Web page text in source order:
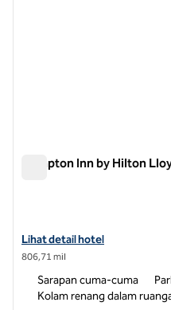
Hampton Inn by Hilton
Lihat detail hotel untuk
Lihat detail hotel
806,71 mil
Sarapan cuma-cuma
Kolam renang dalam